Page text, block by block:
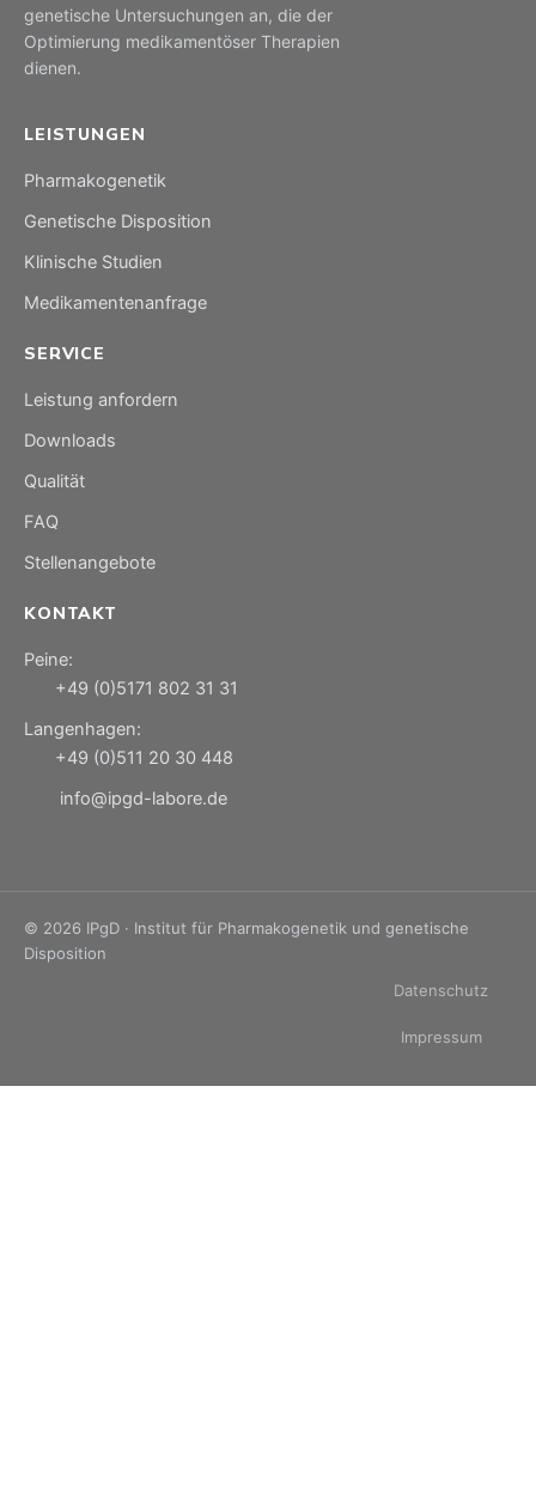
genetische Untersuchungen an, die der
Optimierung medikamentöser Therapien
dienen.
LEISTUNGEN
Pharmakogenetik
Genetische Disposition
Klinische Studien
Medikamentenanfrage
SERVICE
Leistung anfordern
Downloads
Qualität
FAQ
Stellenangebote
KONTAKT
Peine:
+49 (0)5171 802 31 31
Langenhagen:
+49 (0)511 20 30 448
info@ipgd-labore.de
© 2026 IPgD · Institut für Pharmakogenetik und genetische
Disposition
Datenschutz
Impressum